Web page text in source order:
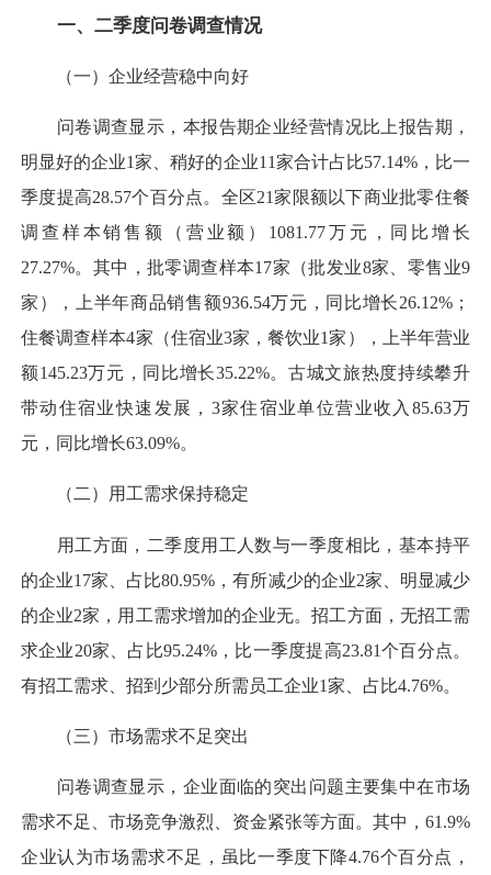
一、二季度问卷调查情况
（一）企业经营稳中向好
问卷调查显示，本报告期企业经营情况比上报告期，
明显好的企业1家、稍好的企业11家合计占比57.14%，比一
季度提高28.57个百分点。全区21家限额以下商业批零住餐
调查样本销售额（营业额）1081.77万元，同比增长
27.27%。其中，批零调查样本17家（批发业8家、零售业9
家），上半年商品销售额936.54万元，同比增长26.12%；
住餐调查样本4家（住宿业3家，餐饮业1家），上半年营业
额145.23万元，同比增长35.22%。古城文旅热度持续攀升
带动住宿业快速发展，3家住宿业单位营业收入85.63万
元，同比增长63.09%。
（二）用工需求保持稳定
用工方面，二季度用工人数与一季度相比，基本持平
的企业17家、占比80.95%，有所减少的企业2家、明显减少
的企业2家，用工需求增加的企业无。招工方面，无招工需
求企业20家、占比95.24%，比一季度提高23.81个百分点。
有招工需求、招到少部分所需员工企业1家、占比4.76%。
（三）市场需求不足突出
问卷调查显示，企业面临的突出问题主要集中在市场
需求不足、市场竞争激烈、资金紧张等方面。其中，61.9%
企业认为市场需求不足，虽比一季度下降4.76个百分点，